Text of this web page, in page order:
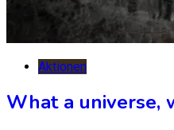
Aktionen
What a universe,